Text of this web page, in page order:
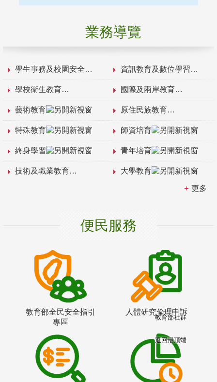
業務導覽
學生事務及校園安全 資訊教育及數位學習
學校衛生教育 國際及兩岸教育
藝術教育 原住民族教育
特殊教育 師資培育
終身學習 青年培育
技術及職業教育 大學教育
更多
便民服務
教育部全民安全指引
專區
人體研究倫理申訴
教育部社群
返回最頂端